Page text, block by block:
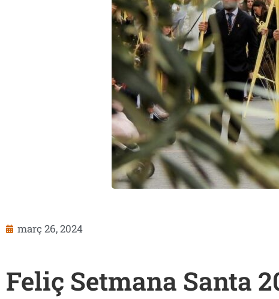
març 26, 2024
Feliç Setmana Santa